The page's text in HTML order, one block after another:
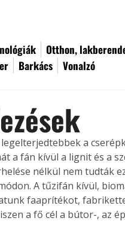
Otthon,
Barkács Vonalzó
a
a fán kívül a lignit és a
nélkül nem tudták
A tűzifán kívül,
faaprítékot,
a fő cél a bútor-, az